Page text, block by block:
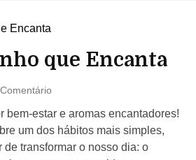
que Encanta
bem-estar e aromas encantadores!
um dos hábitos mais simples,
de transformar o nosso dia: o